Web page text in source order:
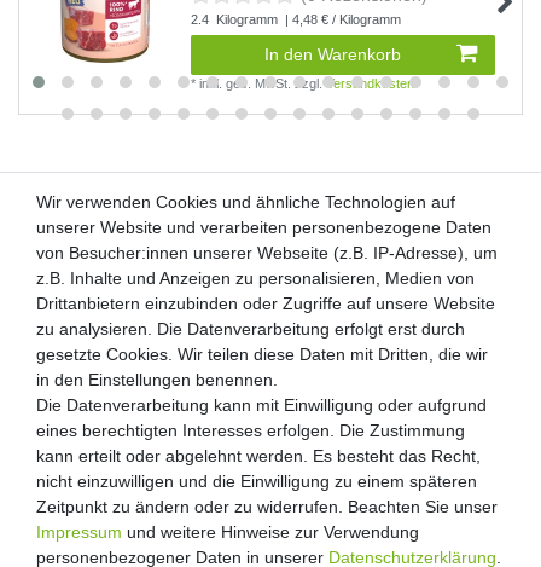
2.4 Kilogramm | 4,48 € / Kilogramm
In den Warenkorb
*inkl. ges. MwSt. zzgl. Versandkosten
Kunden-Anfragen: info@zooheld.de
Über uns
Zahlung und Versand
Retouren
Zooheld Blog
Widerrufsrecht
Vertrag widerrufen
Geschäftsbedingungen
Wir verwenden Cookies und ähnliche Technologien auf
unserer Website und verarbeiten personenbezogene Daten
von Besucher:innen unserer Webseite (z.B. IP-Adresse), um
z.B. Inhalte und Anzeigen zu personalisieren, Medien von
Drittanbietern einzubinden oder Zugriffe auf unsere Website
zu analysieren. Die Datenverarbeitung erfolgt erst durch
gesetzte Cookies. Wir teilen diese Daten mit Dritten, die wir
in den Einstellungen benennen.
Die Datenverarbeitung kann mit Einwilligung oder aufgrund
eines berechtigten Interesses erfolgen. Die Zustimmung
kann erteilt oder abgelehnt werden. Es besteht das Recht,
nicht einzuwilligen und die Einwilligung zu einem späteren
Zeitpunkt zu ändern oder zu widerrufen. Beachten Sie unser
Impressum und weitere Hinweise zur Verwendung
personenbezogener Daten in unserer Daten­schutz­erklärung
Wir verwenden Cookies und ähnliche Technologien auf
unserer Website und verarbeiten personenbezogene Daten
von Besucher:innen unserer Webseite (z.B. IP-Adresse), um
z.B. Inhalte und Anzeigen zu personalisieren, Medien von
Drittanbietern einzubinden oder Zugriffe auf unsere Website
zu analysieren. Die Datenverarbeitung erfolgt erst durch
gesetzte Cookies. Wir teilen diese Daten mit Dritten, die wir
in den Einstellungen benennen.
Die Datenverarbeitung kann mit Einwilligung oder aufgrund
eines berechtigten Interesses erfolgen. Die Zustimmung
kann erteilt oder abgelehnt werden. Es besteht das Recht,
nicht einzuwilligen und die Einwilligung zu einem späteren
Zeitpunkt zu ändern oder zu widerrufen. Beachten Sie unser
Impressum und weitere Hinweise zur Verwendung
personenbezogener Daten in unserer Daten­schutz­erklärung